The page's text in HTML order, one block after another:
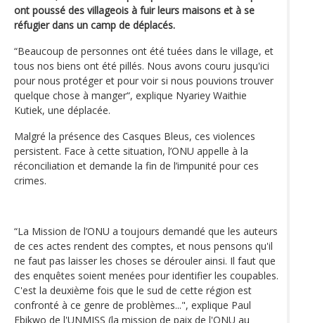
ont poussé des villageois à fuir leurs maisons et à se
réfugier dans un camp de déplacés.
“Beaucoup de personnes ont été tuées dans le village, et
tous nos biens ont été pillés. Nous avons couru jusqu'ici
pour nous protéger et pour voir si nous pouvions trouver
quelque chose à manger“, explique Nyariey Waithie
Kutiek, une déplacée.
Malgré la présence des Casques Bleus, ces violences
persistent. Face à cette situation, l’ONU appelle à la
réconciliation et demande la fin de l’impunité pour ces
crimes.
“La Mission de l’ONU a toujours demandé que les auteurs
de ces actes rendent des comptes, et nous pensons qu'il
ne faut pas laisser les choses se dérouler ainsi. Il faut que
des enquêtes soient menées pour identifier les coupables.
C'est la deuxième fois que le sud de cette région est
confronté à ce genre de problèmes...", explique Paul
Ebikwo de l'UNMISS (la mission de paix de l'ONU au